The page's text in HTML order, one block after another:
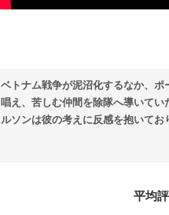
ベトナム戦争が泥沼化するなか、
唱え、苦しむ仲間を除隊へ導いて
ルソンは彼の考えに反感を抱いてお
平均評